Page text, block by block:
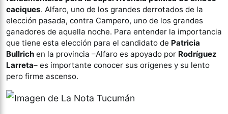
caciques. Alfaro, uno de los grandes derrotados de la
elección pasada, contra Campero, uno de los grandes
ganadores de aquella noche. Para entender la importancia
que tiene esta elección para el candidato de Patricia
Bullrich en la provincia –Alfaro es apoyado por Rodríguez
Larreta– es importante conocer sus orígenes y su lento
pero firme ascenso.